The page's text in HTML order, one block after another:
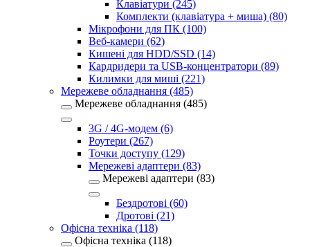
Клавіатури (245)
Комплекти (клавіатура + миша) (80)
Мікрофони для ПК (100)
Веб-камери (62)
Кишені для HDD/SSD (14)
Кардридери та USB-концентратори (89)
Килимки для миші (221)
Мережеве обладнання (485)
Мережеве обладнання (485)
3G / 4G-модем (6)
Роутери (267)
Точки доступу (129)
Мережеві адаптери (83)
Мережеві адаптери (83)
Бездротові (60)
Дротові (21)
Офісна техніка (118)
Офісна техніка (118)